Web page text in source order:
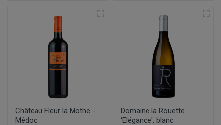
Château Fleur la Mothe -
Médoc
Domaine la Rouette
‘Elégance', blanc